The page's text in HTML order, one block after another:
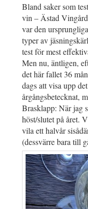
Bland saker som
vin – Ästad
var den
typer av
test för mest
Men nu, äntligen,
det här fallet 36
dags att visa upp
årgångsbetecknat,
Brasklapp: När jag
höst/slutet på året.
vila ett halvår
(dessvärre bara till